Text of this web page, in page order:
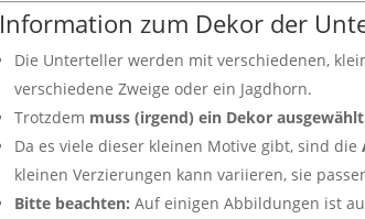
Information zum Dekor der
Die Unterteller werden mit verschiedenen,
verschiedene Zweige oder ein Jagdhorn.
Trotzdem muss (irgend) ein Dekor
Da es viele dieser kleinen Motive gibt, sind die
kleinen Verzierungen kann variieren, sie
Bitte beachten: Auf einigen Abbildungen ist